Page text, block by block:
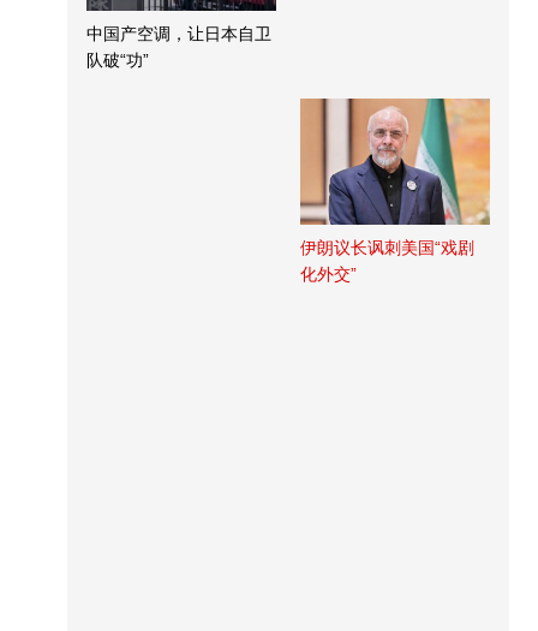
中国产空调，让日本自卫
队破“功”
伊朗议长讽刺美国“戏剧
化外交”